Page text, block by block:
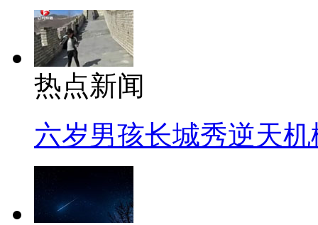
热点新闻
六岁男孩长城秀逆天机